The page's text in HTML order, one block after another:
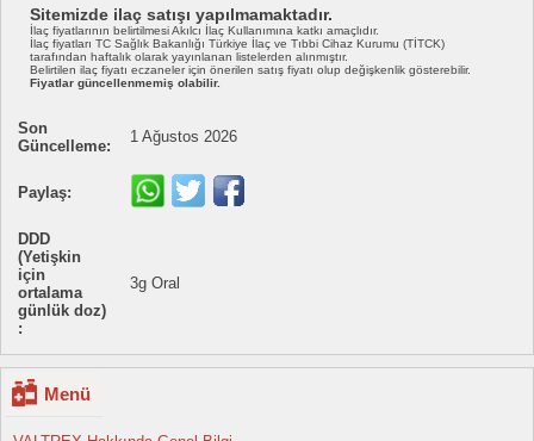
Sitemizde ilaç satışı yapılmamaktadır.
İlaç fiyatlarının belirtilmesi Akılcı İlaç Kullanımına katkı amaçlıdır.
İlaç fiyatları TC Sağlık Bakanlığı Türkiye İlaç ve Tıbbi Cihaz Kurumu (TİTCK)
tarafından haftalık olarak yayınlanan listelerden alınmıştır.
Belirtilen ilaç fiyatı eczaneler için önerilen satış fiyatı olup değişkenlik gösterebilir.
Fiyatlar güncellenmemiş olabilir.
Son
Güncelleme:
1 Ağustos 2026
Paylaş:
DDD
(Yetişkin
için
ortalama
günlük doz)
:
3g Oral
Menü